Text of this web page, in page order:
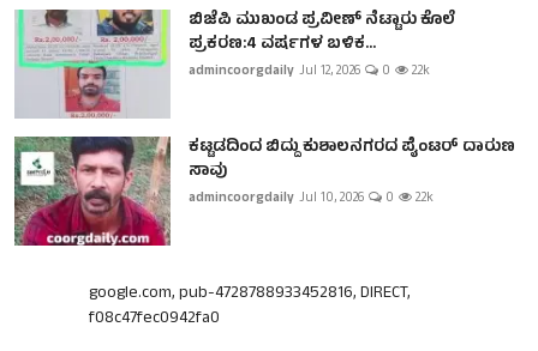
ಬಿಜೆಪಿ ಮುಖಂಡ ಪ್ರವೀಣ್ ನೆಟ್ಟಾರು ಕೊಲೆ
ಪ್ರಕರಣ:4 ವರ್ಷಗಳ ಬಳಿಕ...
admincoorgdaily Jul 12, 2026 0 2.2k
ಕಟ್ಟಡದಿಂದ ಬಿದ್ದು ಕುಶಾಲನಗರದ ಪೈಂಟರ್ ದಾರುಣ
ಸಾವು
admincoorgdaily Jul 10, 2026 0 2.2k
google.com, pub-4728788933452816, DIRECT,
f08c47fec0942fa0